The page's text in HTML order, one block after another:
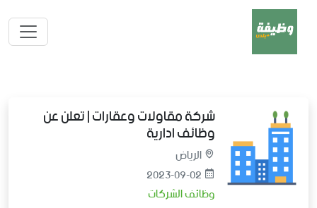
شركة مقاولات وعقارات | تعلن عن
وظائف ادارية
الرياض
2023-09-02
وظائف الشركات